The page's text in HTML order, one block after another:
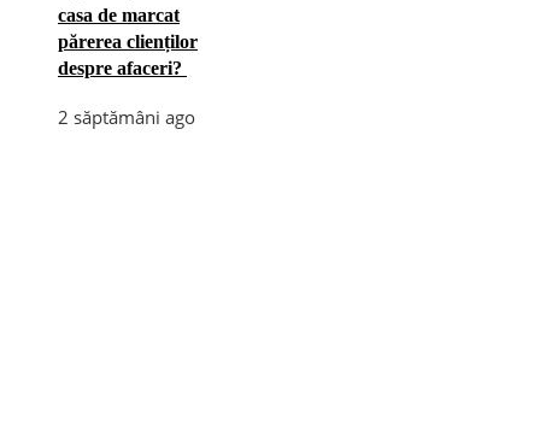
casa de marcat
părerea clienților
despre afaceri?
2 săptămâni ago